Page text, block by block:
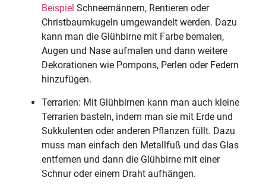
Beispiel Schneemännern, Rentieren oder
Christbaumkugeln umgewandelt werden. Dazu
kann man die Glühbirne mit Farbe bemalen,
Augen und Nase aufmalen und dann weitere
Dekorationen wie Pompons, Perlen oder Federn
hinzufügen.
Terrarien: Mit Glühbirnen kann man auch kleine
Terrarien basteln, indem man sie mit Erde und
Sukkulenten oder anderen Pflanzen füllt. Dazu
muss man einfach den Metallfuß und das Glas
entfernen und dann die Glühbirne mit einer
Schnur oder einem Draht aufhängen.